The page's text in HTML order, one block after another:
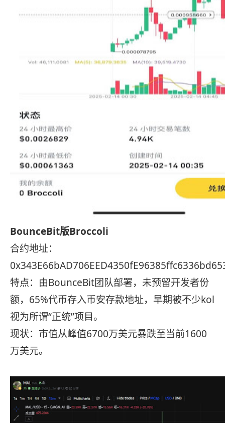
BounceBit版Broccoli
合约地址：
特点：由BounceBit团队部署，未预留开发者份
额，65%代币存入币安存款地址，早期被不少kol
视为所谓“正统”项目。
现状：市值从峰值6700万美元暴跌至当前1600
万美元。